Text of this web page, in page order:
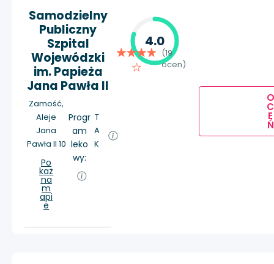
Samodzielny
Publiczny
Szpital
Wojewódzki
im. Papieża
Jana Pawła II
Zamość,
Aleje
Jana
Pawła II 10
Po
każ
na
m
api
e
Progr
am
leko
wy:
T
A
K
4.0
(19
ocen)
O
C
E
Ń